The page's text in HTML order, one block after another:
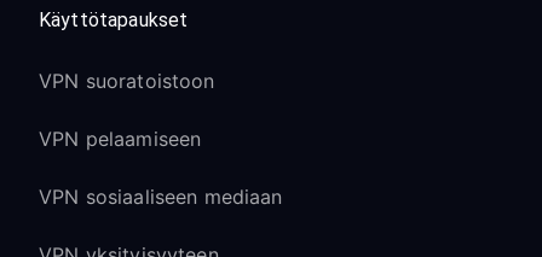
Käyttötapaukset
VPN suoratoistoon
VPN pelaamiseen
VPN sosiaaliseen mediaan